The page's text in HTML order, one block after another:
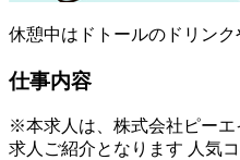
休憩中はドトールのドリン
仕事内容
※本求人は、株式会社ピー
求人ご紹介となります 人気